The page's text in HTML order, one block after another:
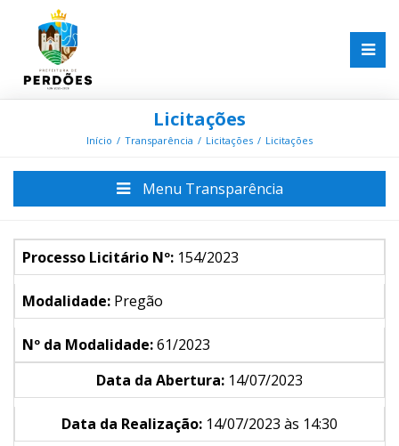
Licitações
Início Transparência Licitações Licitações
Menu Transparência
Processo Licitário Nº: 154/2023
Modalidade: Pregão
Nº da Modalidade:61/2023
Data da Abertura: 14/07/2023
Data da Realização: 14/07/2023 às 14:30